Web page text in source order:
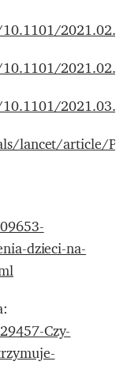
lancet/article/
dzieci-na-
Czy-